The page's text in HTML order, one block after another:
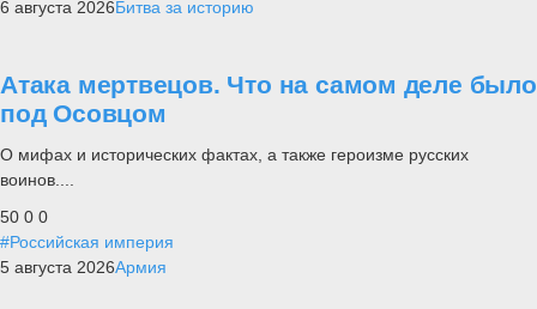
6 августа 2026Битва за историю
Атака мертвецов. Что на самом деле было
под Осовцом
О мифах и исторических фактах, а также героизме русских
воинов....
50 0 0
#Российская империя
5 августа 2026Армия